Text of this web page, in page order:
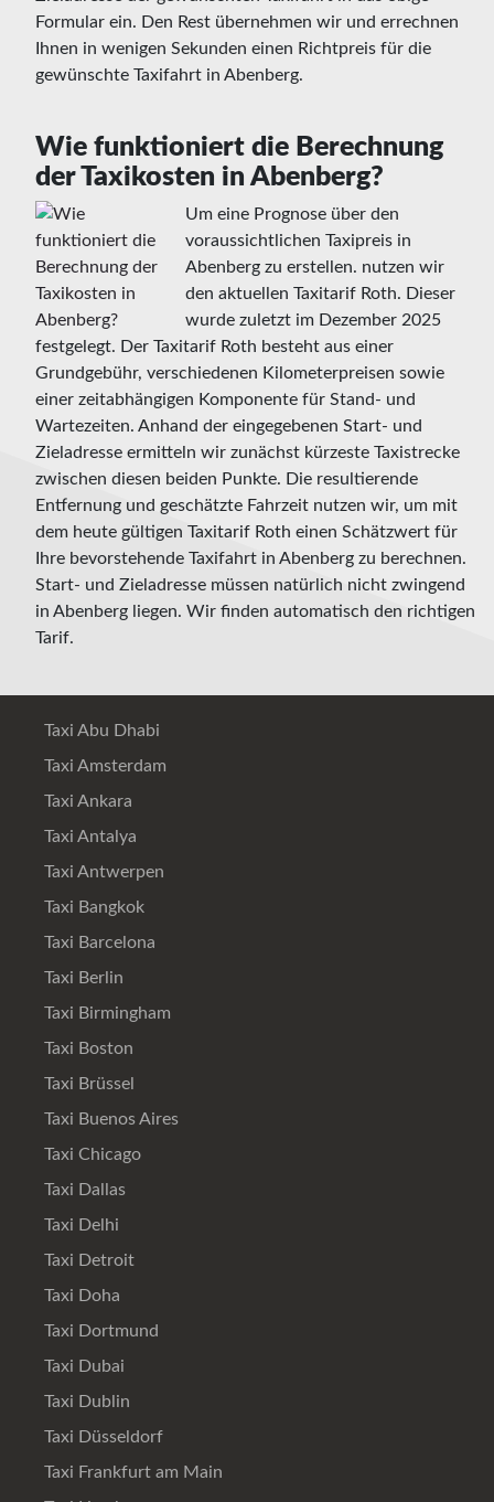
Formular ein. Den Rest übernehmen wir und errechnen
Ihnen in wenigen Sekunden einen Richtpreis für die
gewünschte Taxifahrt in Abenberg.
Wie funktioniert die Berechnung
der Taxikosten in Abenberg?
Um eine Prognose über den
voraussichtlichen Taxipreis in
Abenberg zu erstellen. nutzen wir
den aktuellen Taxitarif Roth. Dieser
wurde zuletzt im Dezember 2025
festgelegt. Der Taxitarif Roth besteht aus einer
Grundgebühr, verschiedenen Kilometerpreisen sowie
einer zeitabhängigen Komponente für Stand- und
Wartezeiten. Anhand der eingegebenen Start- und
Zieladresse ermitteln wir zunächst kürzeste Taxistrecke
zwischen diesen beiden Punkte. Die resultierende
Entfernung und geschätzte Fahrzeit nutzen wir, um mit
dem heute gültigen Taxitarif Roth einen Schätzwert für
Ihre bevorstehende Taxifahrt in Abenberg zu berechnen.
Start- und Zieladresse müssen natürlich nicht zwingend
in Abenberg liegen. Wir finden automatisch den richtigen
Tarif.
Taxi Abu Dhabi
Taxi Amsterdam
Taxi Ankara
Taxi Antalya
Taxi Antwerpen
Taxi Bangkok
Taxi Barcelona
Taxi Berlin
Taxi Birmingham
Taxi Boston
Taxi Brüssel
Taxi Buenos Aires
Taxi Chicago
Taxi Dallas
Taxi Delhi
Taxi Detroit
Taxi Doha
Taxi Dortmund
Taxi Dubai
Taxi Dublin
Taxi Düsseldorf
Taxi Frankfurt am Main